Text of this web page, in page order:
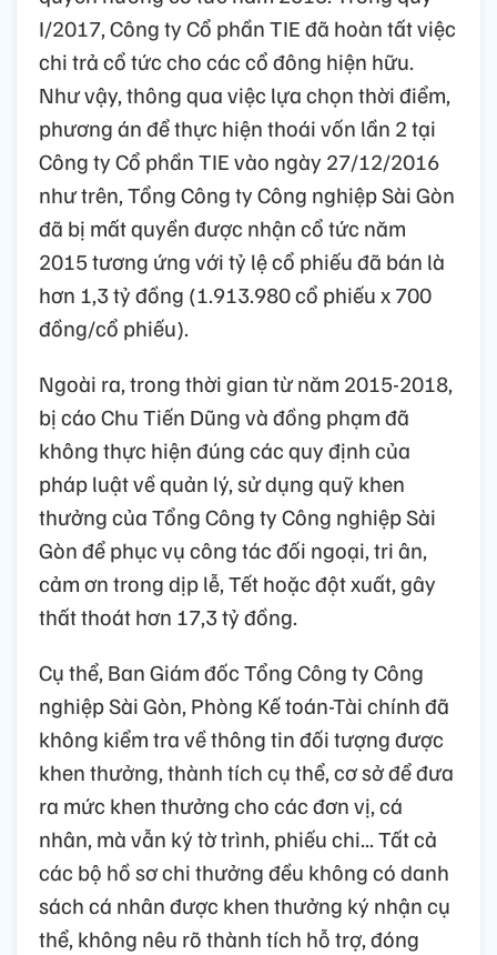
I/2017, Công ty Cổ phần TIE đã hoàn tất việc
chi trả cổ tức cho các cổ đông hiện hữu.
Như vậy, thông qua việc lựa chọn thời điểm,
phương án để thực hiện thoái vốn lần 2 tại
Công ty Cổ phần TIE vào ngày 27/12/2016
như trên, Tổng Công ty Công nghiệp Sài Gòn
đã bị mất quyền được nhận cổ tức năm
2015 tương ứng với tỷ lệ cổ phiếu đã bán là
hơn 1,3 tỷ đồng (1.913.980 cổ phiếu x 700
đồng/cổ phiếu).
Ngoài ra, trong thời gian từ năm 2015-2018,
bị cáo Chu Tiến Dũng và đồng phạm đã
không thực hiện đúng các quy định của
pháp luật về quản lý, sử dụng quỹ khen
thưởng của Tổng Công ty Công nghiệp Sài
Gòn để phục vụ công tác đối ngoại, tri ân,
cảm ơn trong dịp lễ, Tết hoặc đột xuất, gây
thất thoát hơn 17,3 tỷ đồng.
Cụ thể, Ban Giám đốc Tổng Công ty Công
nghiệp Sài Gòn, Phòng Kế toán-Tài chính đã
không kiểm tra về thông tin đối tượng được
khen thưởng, thành tích cụ thể, cơ sở để đưa
ra mức khen thưởng cho các đơn vị, cá
nhân, mà vẫn ký tờ trình, phiếu chi... Tất cả
các bộ hồ sơ chi thưởng đều không có danh
sách cá nhân được khen thưởng ký nhận cụ
thể, không nêu rõ thành tích hỗ trợ, đóng